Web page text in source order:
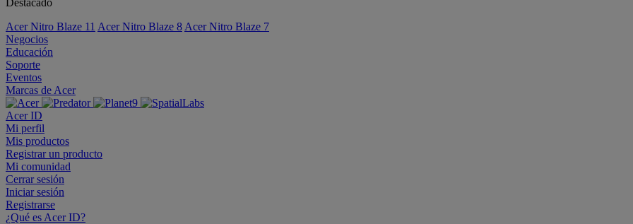
Destacado
Acer Nitro Blaze 11 Acer Nitro Blaze 8 Acer Nitro Blaze 7
Negocios
Educación
Soporte
Eventos
Marcas de Acer
Acer ID
Mi perfil
Mis productos
Registrar un producto
Mi comunidad
Cerrar sesión
Iniciar sesión
Registrarse
¿Qué es Acer ID?